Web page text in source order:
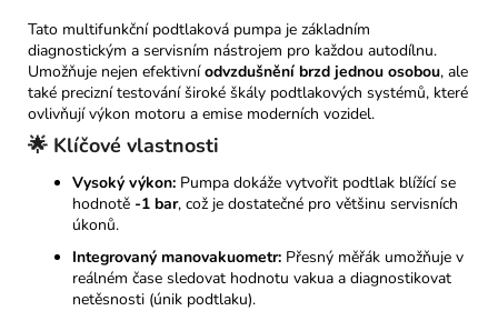
Tato multifunkční podtlaková pumpa je základním
diagnostickým a servisním nástrojem pro každou autodílnu.
Umožňuje nejen efektivníodvzdušnění brzd jednou osobou, ale
také precizní testování široké škály podtlakových systémů, které
ovlivňují výkon motoru a emise moderních vozidel.
🌟 Klíčové vlastnosti
Vysoký výkon: Pumpa dokáže vytvořit podtlak blížící se
hodnotě -1 bar, což je dostatečné pro většinu servisních
úkonů.
Integrovaný manovakuometr: Přesný měřák umožňuje v
reálném čase sledovat hodnotu vakua a diagnostikovat
netěsnosti (únik podtlaku).